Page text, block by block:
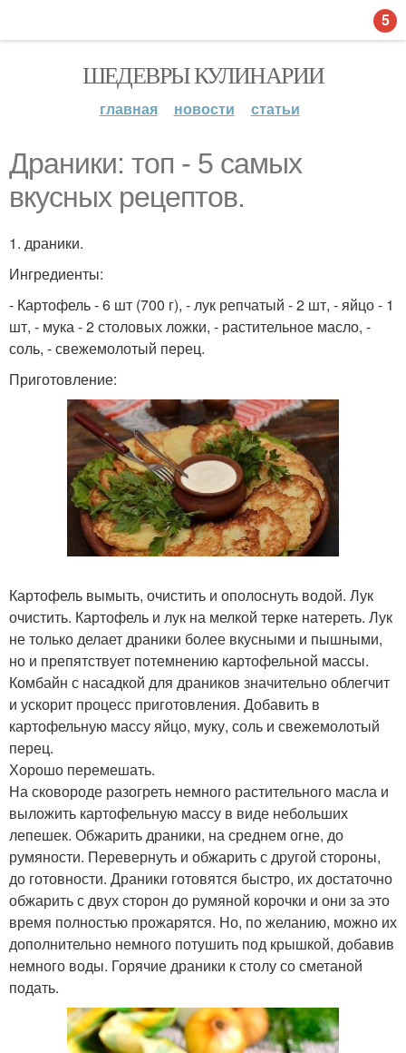
ШЕДЕВРЫ КУЛИНАРИИ
главная новости статьи
Драники: топ - 5 самых
вкусных рецептов.
1. драники.
Ингредиенты:
- Картофель - 6 шт (700 г), - лук репчатый - 2 шт, - яйцо - 1
шт, - мука - 2 столовых ложки, - растительное масло, -
соль, - свежемолотый перец.
Приготовление:
Картофель вымыть, очистить и ополоснуть водой. Лук
очистить. Картофель и лук на мелкой терке натереть. Лук
не только делает драники более вкусными и пышными,
но и препятствует потемнению картофельной массы.
Комбайн с насадкой для драников значительно облегчит
и ускорит процесс приготовления. Добавить в
картофельную массу яйцо, муку, соль и свежемолотый
перец.
Хорошо перемешать.
На сковороде разогреть немного растительного масла и
выложить картофельную массу в виде небольших
лепешек. Обжарить драники, на среднем огне, до
румяности. Перевернуть и обжарить с другой стороны,
до готовности. Драники готовятся быстро, их достаточно
обжарить с двух сторон до румяной корочки и они за это
время полностью прожарятся. Но, по желанию, можно их
дополнительно немного потушить под крышкой, добавив
немного воды. Горячие драники к столу со сметаной
подать.
5